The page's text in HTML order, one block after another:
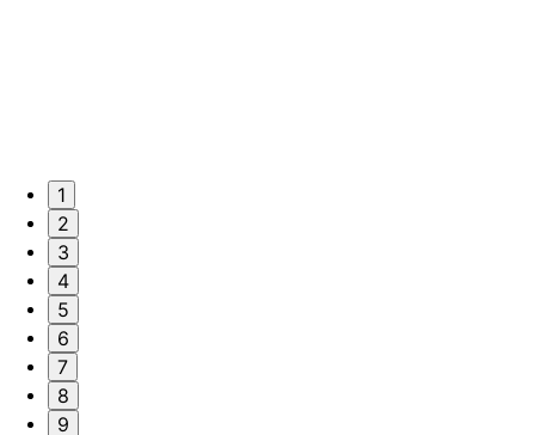
1
2
3
4
5
6
7
8
9